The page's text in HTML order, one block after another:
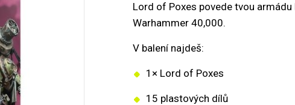
Lord of Poxes povede tvou armádu
Warhammer 40,000.
V balení najdeš:
1× Lord of Poxes
15 plastových dílů